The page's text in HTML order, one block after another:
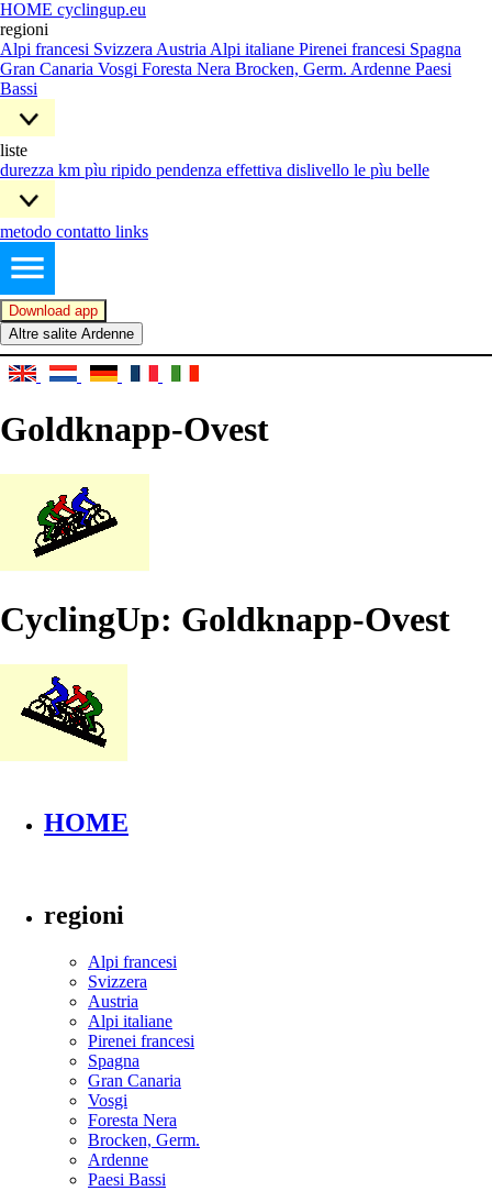
HOME cyclingup.eu
regioni
Alpi francesi Svizzera Austria Alpi italiane Pirenei francesi Spagna
Gran Canaria Vosgi Foresta Nera Brocken, Germ. Ardenne Paesi
Bassi
liste
durezza km pìu ripido pendenza effettiva dislivello le pìu belle
metodo contatto links
Download app
Altre salite Ardenne
Goldknapp-Ovest
CyclingUp: Goldknapp-Ovest
HOME
regioni
Alpi francesi
Svizzera
Austria
Alpi italiane
Pirenei francesi
Spagna
Gran Canaria
Vosgi
Foresta Nera
Brocken, Germ.
Ardenne
Paesi Bassi